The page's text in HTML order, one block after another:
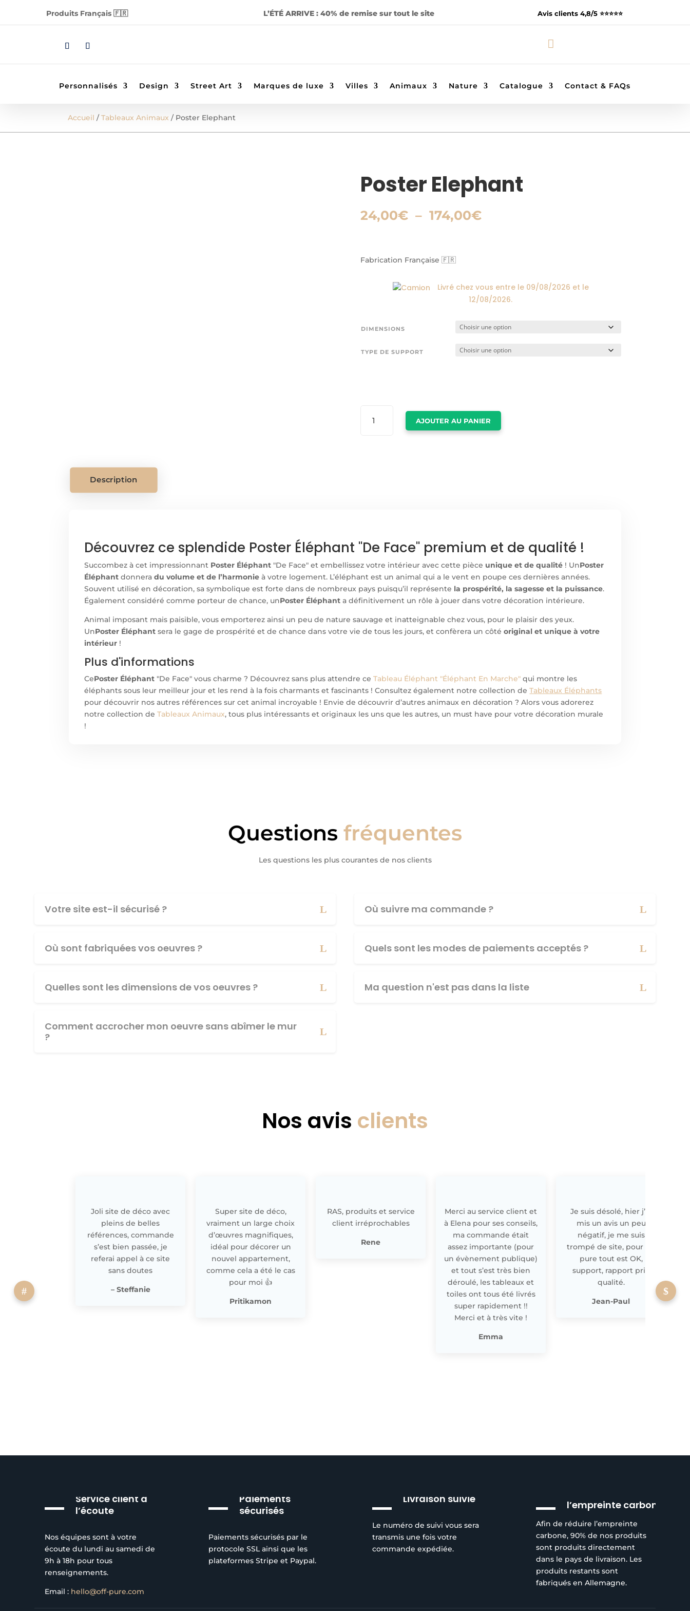
Produits Français 🇫🇷 L’ÉTÉ ARRIVE : 40% de remise sur tout le site Avis clients 4,8/5 ⭐️⭐️⭐️⭐️⭐️

Personnalisés Design Street Art Marques de luxe Villes Animaux Nature Catalogue Contact & FAQs
Accueil /Tableaux Animaux / Poster Elephant
Poster Elephant
24,00€ – 174,00€Plage
Fabrication Française 🇫🇷
Livré chez vous entre le 09/08/2026 et le
12/08/2026.
DIMENSIONS
TYPE DE SUPPORT
AJOUTER AU PANIER
Description
Découvrez ce splendide Poster Éléphant "De Face" premium et de qualité !
Succombez à cet impressionnant Poster Éléphant "De Face" et embellissez votre intérieur avec cette pièce unique et de qualité ! UnPoster
Éléphant donneradu volume et de l’harmonie à votre logement. L’éléphant est un animal qui a le vent en poupe ces dernières années.
Souvent utilisé en décoration, sa symbolique est forte dans de nombreux pays puisqu’il représente la prospérité, la sagesse et la puissance.
Également considéré comme porteur de chance, unPoster Éléphant a définitivement un rôle à jouer dans votre décoration intérieure.
Animal imposant mais paisible, vous emporterez ainsi un peu de nature sauvage et inatteignable chez vous, pour le plaisir des yeux.
UnPoster Éléphant sera le gage de prospérité et de chance dans votre vie de tous les jours, et confèrera un côtéoriginal et unique à votre
intérieur !
Plus d'informations
CePoster Éléphant "De Face" vous charme ? Découvrez sans plus attendre ceTableau Éléphant "Éléphant En Marche" qui montre les
éléphants sous leur meilleur jour et les rend à la fois charmants et fascinants ! Consultez également notre collection deTableaux Éléphants
pour découvrir nos autres références sur cet animal incroyable ! Envie de découvrir d’autres animaux en décoration ? Alors vous adorerez
notre collection deTableaux Animaux, tous plus intéressants et originaux les uns que les autres, un must have pour votre décoration murale
!
Questions fréquentes
Les questions les plus courantes de nos clients
Votre site est-il sécurisé ?
Où sont fabriquées vos oeuvres ?
Quelles sont les dimensions de vos oeuvres ?
Comment accrocher mon oeuvre sans abîmer le mur
?
Où suivre ma commande ?
Quels sont les modes de paiements acceptés ?
Ma question n'est pas dans la liste
Nos avis clients
Joli site de déco avec
pleins de belles
références, commande
s’est bien passée, je
referai appel à ce site
sans doutes
– Steffanie
Super site de déco,
vraiment un large choix
d’œuvres magnifiques,
idéal pour décorer un
nouvel appartement,
comme cela a été le cas
pour moi 👍
Pritikamon
RAS, produits et service
client irréprochables
Rene
Merci au service client et
à Elena pour ses conseils,
ma commande était
assez importante (pour
un évènement publique)
et tout s’est très bien
déroulé, les tableaux et
toiles ont tous été livrés
super rapidement !!
Merci et à très vite !
Emma
Je suis désolé, hier j’ai
mis un avis un peu
négatif, je me suis
trompé de site, pour off
pure tout est OK,
support, rapport prix
qualité.
Jean-Paul
Service client à
l’écoute
Nos équipes sont à votre
écoute du lundi au samedi de
9h à 18h pour tous
renseignements.
Email : hello@off-pure.com
Paiements
sécurisés
Paiements sécurisés par le
protocole SSL ainsi que les
plateformes Stripe et Paypal.
Livraison suivie
Le numéro de suivi vous sera
transmis une fois votre
commande expédiée.
l’empreinte carbone
Afin de réduire l’empreinte
carbone, 90% de nos produits
sont produits directement
dans le pays de livraison. Les
produits restants sont
fabriqués en Allemagne.